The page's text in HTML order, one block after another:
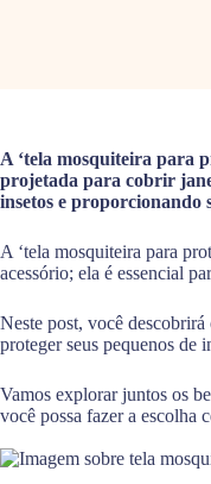
A ‘tela mosquiteira para
projetada para cobrir
insetos e proporcionando
A ‘tela mosquiteira para
acessório; ela é essencial
Neste post, você
proteger seus pequenos de
Vamos explorar juntos os
você possa fazer a escolha